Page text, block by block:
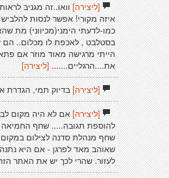
[ליצירה]וואו..זה מגניב
איזה מקורי! אפשר לנסות
כמו-לדעתי הימני(מכיווני) מת
בסטלבט , לאכפת לו מכלום..
הייתי מרגישה מאוד מוזר אם
את....הרגליים.......[ליצירה]
[ליצירה]בדיוק תמי, הגדרת
[ליצירה]אם לא היה מקום
להוספת תגובה..... שחף החמיאה
שחף מנהלת סדנה לצילום
שאוהב מאד לפרגן - אם היא נתנה
לעזור. שהרי לכך יש את האתר